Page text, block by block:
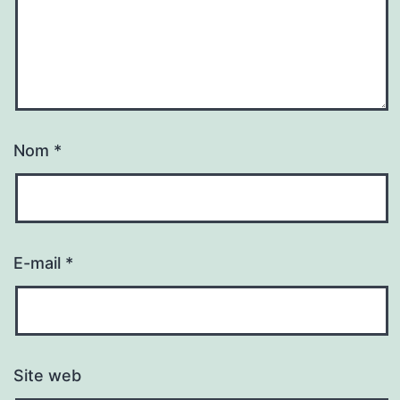
Nom *
E-mail *
Site web